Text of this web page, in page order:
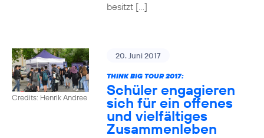
besitzt […]
Credits: Henrik Andree
20. Juni 2017
THINK BIG TOUR 2017:
Schüler engagieren
sich für ein offenes
und vielfältiges
Zusammenleben